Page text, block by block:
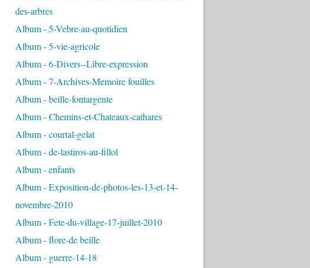
des-arbres
Album - 5-Vebre-au-quotidien
Album - 5-vie-agricole
Album - 6-Divers--Libre-expression
Album - 7-Archives-Memoire fouilles
Album - beille-fontargente
Album - Chemins-et-Chateaux-cathares
Album - courtal-gelat
Album - de-lastiros-au-fillol
Album - enfants
Album - Exposition-de-photos-les-13-et-14-
novembre-2010
Album - Fete-du-village-17-juillet-2010
Album - flore-de beille
Album - guerre-14-18